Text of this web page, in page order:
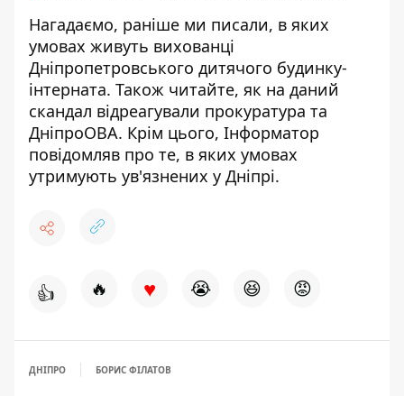
Нагадаємо, раніше ми писали, в яких
умовах живуть вихованці
Дніпропетровського дитячого будинку-
інтерната. Також читайте, як на даний
скандал відреагували прокуратура та
ДніпроОВА. Крім цього, Інформатор
повідомляв про те, в яких умовах
утримують ув'язнених у Дніпрі.
👍 🔥 ♥ 😭 😆 😡
ДНІПРО БОРИС ФІЛАТОВ